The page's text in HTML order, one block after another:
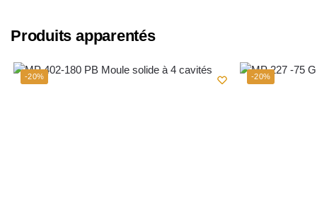
Produits apparentés
-20% -20%